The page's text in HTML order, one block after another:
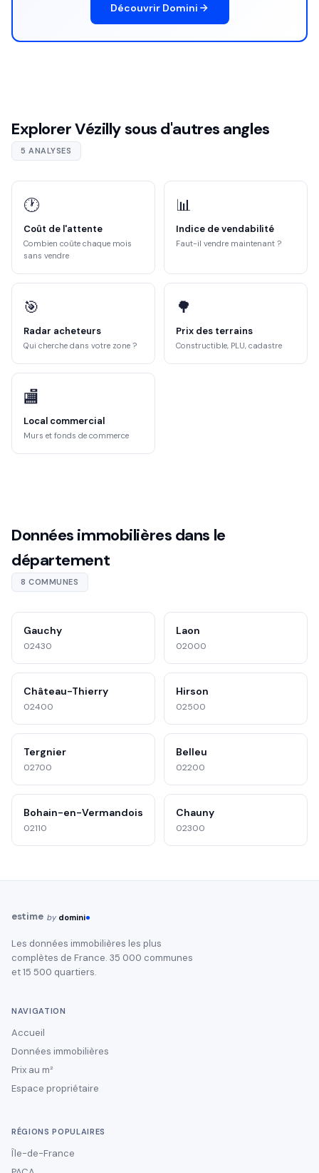
Découvrir Domini
Explorer Vézilly sous d'autres angles
5 ANALYSES
🕐
Coût de l'attente
Combien coûte chaque mois
sans vendre
📊
Indice de vendabilité
Faut-il vendre maintenant ?
🎯
Radar acheteurs
Qui cherche dans votre zone ?
🌳
Prix des terrains
Constructible, PLU, cadastre
🏬
Local commercial
Murs et fonds de commerce
Données immobilières dans le
département
8 COMMUNES
Gauchy
02430
Laon
02000
Château-Thierry
02400
Hirson
02500
Tergnier
02700
Belleu
02200
Bohain-en-Vermandois
02110
Chauny
02300
estime by domini
Les données immobilières les plus
complètes de France. 35 000 communes
et 15 500 quartiers.
NAVIGATION
Accueil
Données immobilières
Prix au m²
Espace propriétaire
RÉGIONS POPULAIRES
Île-de-France